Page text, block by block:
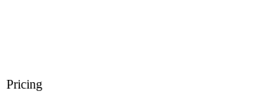
Pricing